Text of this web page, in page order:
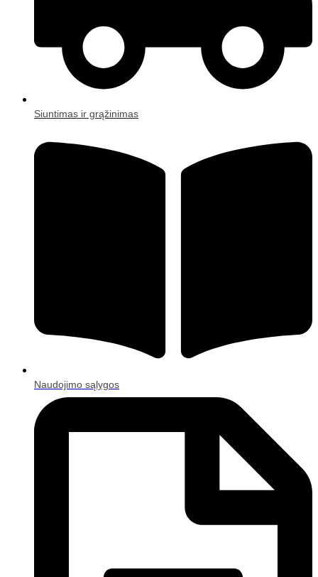
Siuntimas ir grąžinimas
Naudojimo sąlygos